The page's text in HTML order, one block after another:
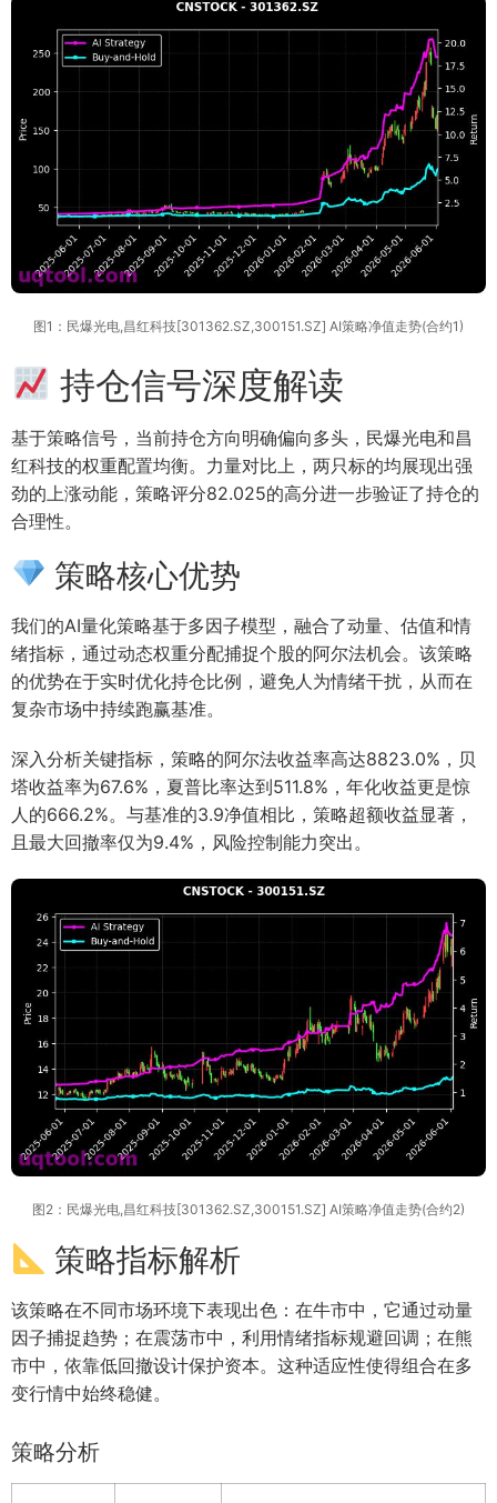
图1：民爆光电,昌红科技[301362.SZ,300151.SZ] AI策略净值走势(合约1)
持仓信号深度解读
基于策略信号，当前持仓方向明确偏向多头，民爆光电和昌
红科技的权重配置均衡。力量对比上，两只标的均展现出强
劲的上涨动能，策略评分82.025的高分进一步验证了持仓的
合理性。
策略核心优势
我们的AI量化策略基于多因子模型，融合了动量、估值和情
绪指标，通过动态权重分配捕捉个股的阿尔法机会。该策略
的优势在于实时优化持仓比例，避免人为情绪干扰，从而在
复杂市场中持续跑赢基准。
深入分析关键指标，策略的阿尔法收益率高达8823.0%，贝
塔收益率为67.6%，夏普比率达到511.8%，年化收益更是惊
人的666.2%。与基准的3.9净值相比，策略超额收益显著，
且最大回撤率仅为9.4%，风险控制能力突出。
图2：民爆光电,昌红科技[301362.SZ,300151.SZ] AI策略净值走势(合约2)
策略指标解析
该策略在不同市场环境下表现出色：在牛市中，它通过动量
因子捕捉趋势；在震荡市中，利用情绪指标规避回调；在熊
市中，依靠低回撤设计保护资本。这种适应性使得组合在多
变行情中始终稳健。
策略分析